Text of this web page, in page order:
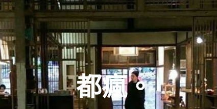
都瘋。